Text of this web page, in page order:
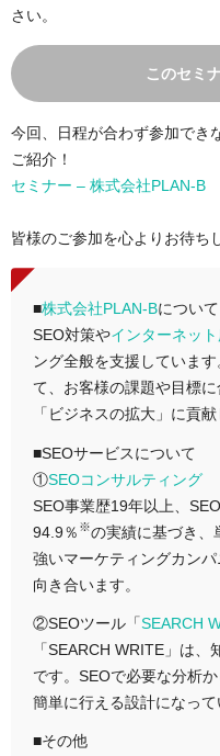
さい。
このセミ
今回、日程が合わず参加でき
ご紹介！
セミナー – 株式会社PLAN-B
皆様のご参加を心よりお待ち
■株式会社PLAN-Bについて
SEO対策やインターネッ
ング全般を支援していま
て、お客様の課題や目標
「ビジネスの拡大」に貢献
■SEOサービスについて
①SEOコンサルティング
SEO事業歴19年以上、
94.9％ ※の実績に基づき、
強いマーケティングカン
向き合います。
②SEOツール「SEARCH
「SEARCH WRITE」は
です。SEOで必要な分析
簡単に行える設計になって
■その他